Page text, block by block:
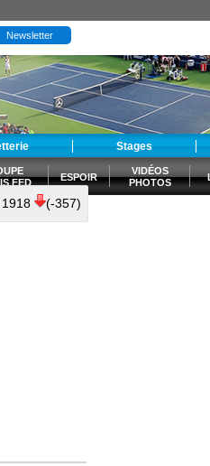
Newsletter
Stages
FED
ESPOIR
S
VIDÉOS
PHOTOS
1918 (-357)